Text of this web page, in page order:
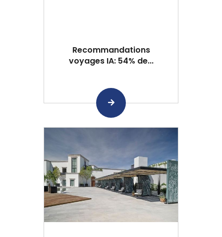
Recommandations
voyages IA: 54% de...